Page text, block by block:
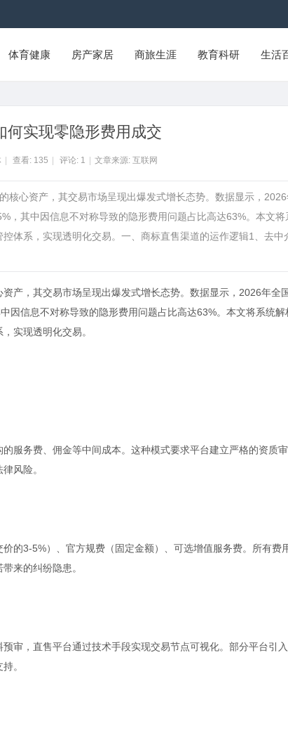
体育健康 房产家居 商旅生涯 教育科研 生活
何实现零隐形费用成交
查看: 135 评论: 1 文章来源: 互联网
核心资产，其交易市场呈现出爆发式增长态势。数据显示，
，其中因信息不对称导致的隐形费用问题占比高达63%。本文将
体系，实现透明化交易。一、商标直售渠道的运作逻辑1、去中
产，其交易市场呈现出爆发式增长态势。数据显示，2026年全
因信息不对称导致的隐形费用问题占比高达63%。本文将系统解
实现透明化交易。
服务费、佣金等中间成本。这种模式要求平台建立严格的资质
风险。
的3-5%）、官方规费（固定金额）、可选增值服务费。所有费
来的纠纷隐患。
审，直售平台通过技术手段实现交易节点可视化。部分平台引
。